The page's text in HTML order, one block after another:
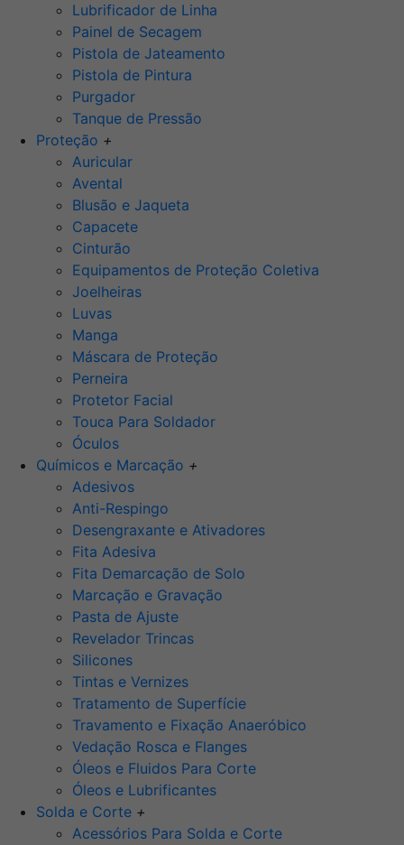
Lubrificador de Linha
Painel de Secagem
Pistola de Jateamento
Pistola de Pintura
Purgador
Tanque de Pressão
Proteção +
Auricular
Avental
Blusão e Jaqueta
Capacete
Cinturão
Equipamentos de Proteção Coletiva
Joelheiras
Luvas
Manga
Máscara de Proteção
Perneira
Protetor Facial
Touca Para Soldador
Óculos
Químicos e Marcação +
Adesivos
Anti-Respingo
Desengraxante e Ativadores
Fita Adesiva
Fita Demarcação de Solo
Marcação e Gravação
Pasta de Ajuste
Revelador Trincas
Silicones
Tintas e Vernizes
Tratamento de Superfície
Travamento e Fixação Anaeróbico
Vedação Rosca e Flanges
Óleos e Fluidos Para Corte
Óleos e Lubrificantes
Solda e Corte +
Acessórios Para Solda e Corte